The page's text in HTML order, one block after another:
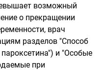
возможный
о прекращении
врач
разделов "Способ
и "Особые
при